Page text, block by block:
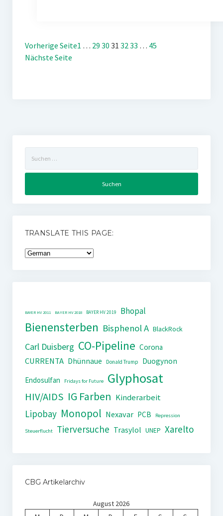
Vorherige Seite1 … 29 30 31 3233 … 45
Nächste Seite
nach:
TRANSLATE THIS PAGE:
BAYER HV 2011 BAYER HV 2018 BAYER HV 2019 Bhopal
Bienensterben Bisphenol A BlackRock
Carl Duisberg CO-Pipeline Corona
CURRENTA Dhünnaue Donald Trump
Duogynon
Endosulfan
Fridays for Future Glyphosat
HIV/AIDS IG Farben Kinderarbeit
Lipobay Monopol Nexavar PCB Repression
Steuerflucht Tierversuche Trasylol UNEP Xarelto
CBG Artikelarchiv
August 2026